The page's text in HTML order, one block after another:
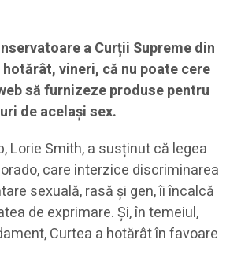
a Curții Supreme din
vineri, că nu poate cere
să furnizeze produse pentru
de același sex.
Lorie Smith, a susținut că legea
care interzice discriminarea
sexuală, rasă și gen, îi încalcă
de exprimare. Și, în temeiul,
Curtea a hotărât în favoare